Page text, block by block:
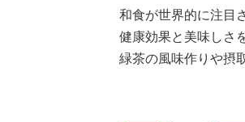
和食が世界的に注目
健康効果と美味しさ
緑茶の風味作りや摂